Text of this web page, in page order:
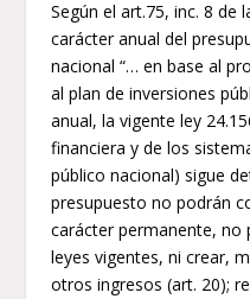
Según el art.75, inc. 8 de
carácter anual del
nacional “… en base al
al plan de inversiones
anual, la vigente ley
financiera y de los
público nacional) sigue
presupuesto no podrán
carácter permanente,
leyes vigentes, ni crear,
otros ingresos (art. 20);